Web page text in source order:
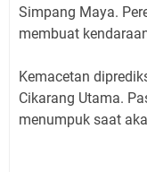
Simpang Maya.
membuat
Kemacetan
Cikarang Utama.
menumpuk saat